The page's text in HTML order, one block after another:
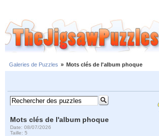
Galeries de Puzzles » Mots clés de l'album phoque
Mots clés de l'album phoque
Date: 08/07/2026
Taille: 5